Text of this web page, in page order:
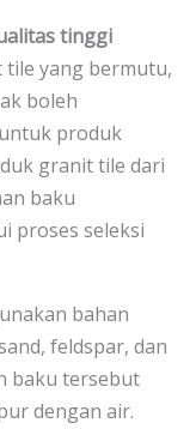
tinggi
yang bermutu,
boleh
produk
granit tile dari
baku
proses seleksi
bahan
feldspar, dan
baku tersebut
dengan air.